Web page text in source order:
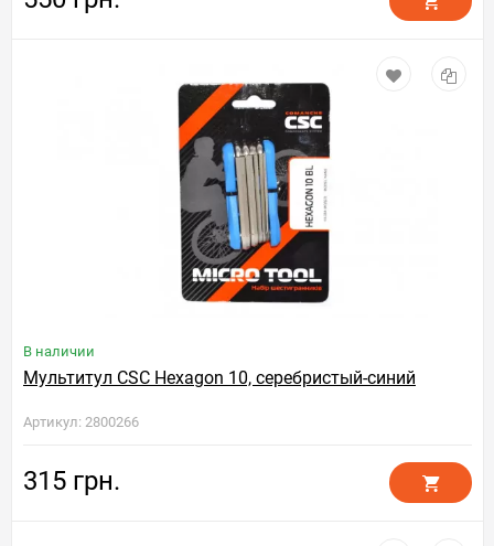
В наличии
Мультитул CSC Hexagon 10, серебристый-синий
Артикул: 2800266
315 грн.